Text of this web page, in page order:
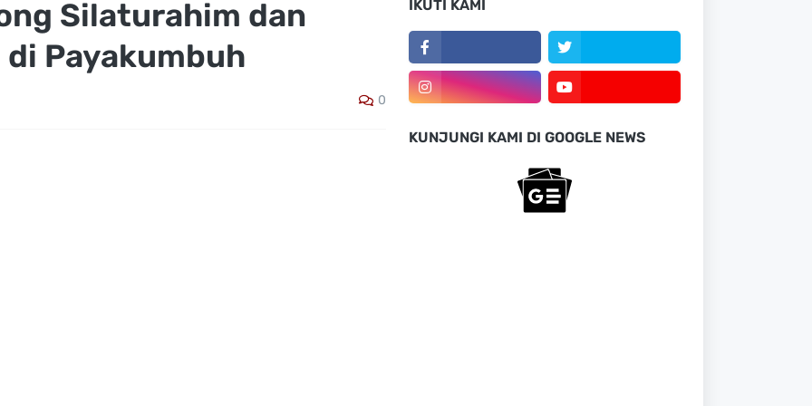
Silaturahim dan
Payakumbuh
0
IKUTI KAMI
KUNJUNGI KAMI DI GOOGLE NEWS